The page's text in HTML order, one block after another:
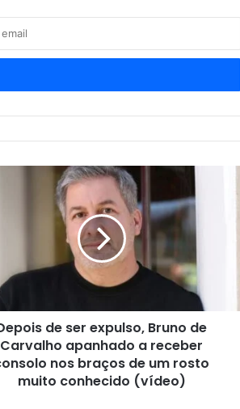
de ser expulso, Bruno de
Carvalho apanhado a receber
nos braços de um rosto
muito conhecido (vídeo)